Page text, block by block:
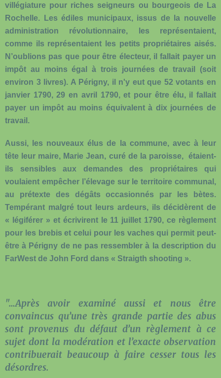
villégiature pour riches seigneurs ou bourgeois de La
Rochelle. Les édiles municipaux, issus de la nouvelle
administration révolutionnaire, les représentaient,
comme ils représentaient les petits propriétaires aisés.
N’oublions pas que pour être électeur, il fallait payer un
impôt au moins égal à trois journées de travail (soit
environ 3 livres). A Périgny, il n'y eut que 52 votants en
janvier 1790, 29 en avril 1790, et pour être élu, il fallait
payer un impôt au moins équivalent à dix journées de
travail.
Aussi, les nouveaux élus de la commune, avec à leur
tête leur maire, Marie Jean, curé de la paroisse, étaient-
ils sensibles aux demandes des propriétaires qui
voulaient empêcher l’élevage sur le territoire communal,
au prétexte des dégâts occasionnés par les bètes.
Tempérant malgré tout leurs ardeurs, ils décidèrent de
« légiférer » et écrivirent le 11 juillet 1790, ce règlement
pour les brebis et celui pour les vaches qui permit peut-
être à Périgny de ne pas ressembler à la description du
FarWest de John Ford dans « Straigth shooting ».
"...Après avoir examiné aussi et nous être
convaincus qu’une très grande partie des abus
sont provenus du défaut d’un règlement à ce
sujet dont la modération et l’exacte observation
contribuerait beaucoup à faire cesser tous les
désordres.